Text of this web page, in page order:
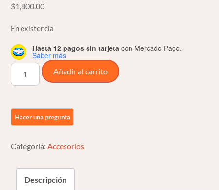
$1,800.00
En existencia
Hasta 12 pagos sin tarjeta con Mercado Pago.
Saber más
Derby
Cover,
Skull
Harley
Sportster
cantidad
Añadir al carrito
Categoría:Accesorios
Descripción